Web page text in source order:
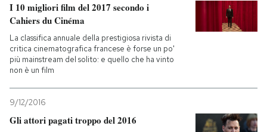
I 10 migliori film del 2017 secondo i
Cahiers du Cinéma
La classifica annuale della prestigiosa rivista di
critica cinematografica francese è forse un po'
più mainstream del solito: e quello che ha vinto
non è un film
9/12/2016
Gli attori pagati troppo del 2016